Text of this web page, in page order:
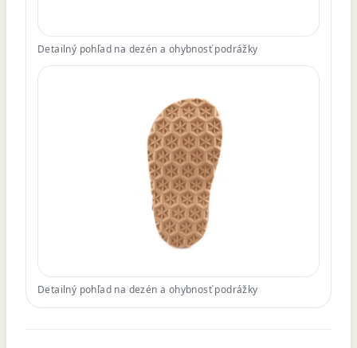
Detailný pohľad na dezén a ohybnosť podrážky
Detailný pohľad na dezén a ohybnosť podrážky